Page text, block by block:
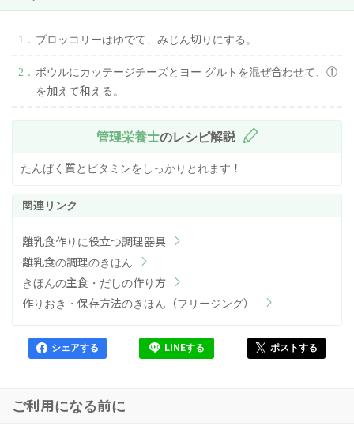
ブロッコリーはゆでて、みじん切りにする。
ボウルにカッテージチーズとヨー グルトを混ぜ合わせて、①
を加えて和える。
管理栄養士のレシピ解説
たんぱく質とビタミンをしっかりとれます！
離乳食作りに役立つ調理器具
離乳食の調理のきほん
きほんの主食・だしの作り方
作りおき・保存方法のきほん（フリージング）
シェアする LINEする ポストする
ご利用になる前に